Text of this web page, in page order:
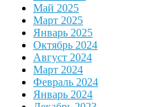
Май 2025
Март 2025
Январь 2025
Октябрь 2024
Август 2024
Март 2024
Февраль 2024
Январь 2024